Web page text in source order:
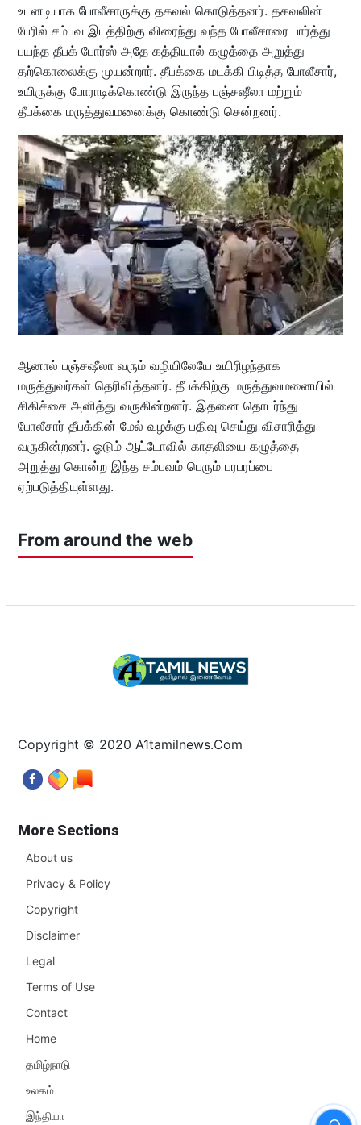
உடனடியாக போலீசாருக்கு தகவல் கொடுத்தனர். தகவலின்
பேரில் சம்பவ இடத்திற்கு விரைந்து வந்த போலீசாரை பார்த்து
பயந்த தீபக் போர்ஸ் அதே கத்தியால் கழுத்தை அறுத்து
தற்கொலைக்கு முயன்றார். தீபக்கை மடக்கி பிடித்த போலீசார்,
உயிருக்கு போராடிக்கொண்டு இருந்த பஞ்சஷீலா மற்றும்
தீபக்கை மருத்துவமனைக்கு கொண்டு சென்றனர்.
ஆனால் பஞ்சஷீலா வரும் வழியிலேயே உயிரிழந்தாக
மருத்துவர்கள் தெரிவித்தனர். தீபக்கிற்கு மருத்துவமனையில்
சிகிச்சை அளித்து வருகின்றனர். இதனை தொடர்ந்து
போலீசார் தீபக்கின் மேல் வழக்கு பதிவு செய்து விசாரித்து
வருகின்றனர். ஓடும் ஆட்டோவில் காதலியை கழுத்தை
அறுத்து கொன்ற இந்த சம்பவம் பெரும் பரபரப்பை
ஏற்படுத்தியுள்ளது.
From around the web
Copyright © 2020 A1tamilnews.Com
More Sections
About us
Privacy & Policy
Copyright
Disclaimer
Legal
Terms of Use
Contact
Home
தமிழ்நாடு
உலகம்
இந்தியா